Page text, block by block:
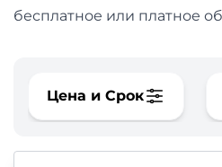
бесплатное или платное
Цена и Срок
аудио
Маркетинг